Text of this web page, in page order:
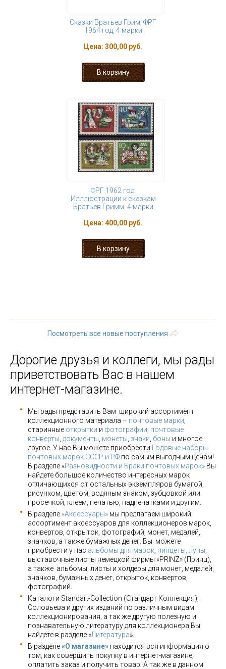
Сказки Братьев Грим, ФРГ
1964 год, 4 марки
Цена: 300,00 руб.
ФРГ 1962 год.
Илллюстрации к сказкам
Братьев Гримм. 4 марки
Цена: 400,00 руб.
Посмотреть все новые поступления
Дорогие друзья и коллеги, мы рады
приветствовать Вас в нашем
интернет-магазине.
Мы рады представить Вам широкий ассортимент
коллекционного материала – почтовые марки
старинные открытки и фотографии почтовые
конверты документы монеты знаки боны и многое
другое. У нас Вы можете приобрести Годовые наборы
почтовых марок СССР и РФ по самым выгодным ценам!
В разделе «Разновидности и Браки почтовых марок» Вы
найдете большое количество интересных марок
отличающихся от остальных экземпляров бумагой,
рисунком, цветом, водяным знаком, зубцовкой или
просечкой, клеем, печатью, надпечатками и другим.
В разделе «Аксессуары» мы предлагаем широкий
ассортимент аксессуаров для коллекционеров марок,
конвертов, открыток, фотографий, монет, медалей,
значков, а также бумажных денег. Вы можете
приобрести у нас альбомы для марок пинцеты, лупы
выставочные листы немецкой фирмы «PRINZ» (Принц),
а также альбомы, листы и холдеры для монет, медалей,
значков, бумажных денег, открыток, конвертов,
фотографий.
Каталоги Standart-Collection (Стандарт Коллекция),
Соловьева и других изданий по различным видам
коллекционирования, а так же другую полезную и
познавательную литературу для коллекционера Вы
найдете в разделе «Литература».
В разделе«О магазине» находится вся информация о
том, как совершить покупку в интернет-магазине,
оплатить заказ и получить товар. А так же в данном